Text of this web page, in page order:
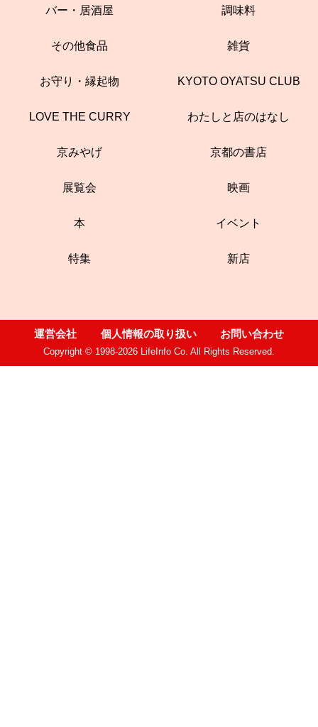
バー・居酒屋 調味料
その他食品 雑貨
お守り・縁起物 KYOTO OYATSU CLUB
LOVE THE CURRY わたしと店のはなし
京みやげ 京都の書店
展覧会 映画
本 イベント
特集 新店
運営会社 個人情報の取り扱い お問い合わせ
Copyright © 1998-2026 LifeInfo Co. All Rights Reserved.